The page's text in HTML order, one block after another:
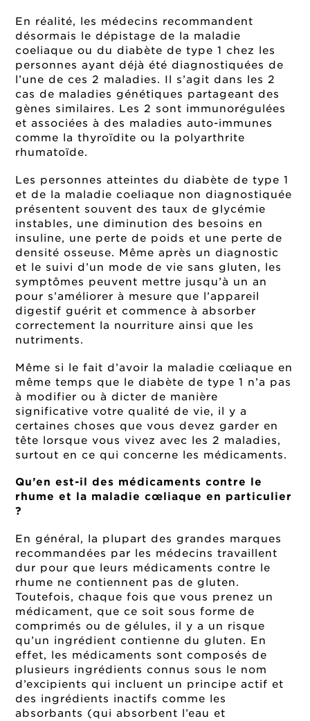
En réalité, les médecins recommandent
désormais le dépistage de la maladie
coeliaque ou du diabète de type 1 chez les
personnes ayant déjà été diagnostiquées de
l’une de ces 2 maladies. Il s’agit dans les 2
cas de maladies génétiques partageant des
gènes similaires. Les 2 sont immunorégulées
et associées à des maladies auto-immunes
comme la thyroïdite ou la polyarthrite
rhumatoïde.
Les personnes atteintes du diabète de type 1
et de la maladie coeliaque non diagnostiquée
présentent souvent des taux de glycémie
instables, une diminution des besoins en
insuline, une perte de poids et une perte de
densité osseuse. Même après un diagnostic
et le suivi d’un mode de vie sans gluten, les
symptômes peuvent mettre jusqu’à un an
pour s’améliorer à mesure que l’appareil
digestif guérit et commence à absorber
correctement la nourriture ainsi que les
nutriments.
Même si le fait d’avoir la maladie cœliaque en
même temps que le diabète de type 1 n’a pas
à modifier ou à dicter de manière
significative votre qualité de vie, il y a
certaines choses que vous devez garder en
tête lorsque vous vivez avec les 2 maladies,
surtout en ce qui concerne les médicaments.
Qu’en est-il des médicaments contre le
rhume et la maladie cœliaque en particulier
?
En général, la plupart des grandes marques
recommandées par les médecins travaillent
dur pour que leurs médicaments contre le
rhume ne contiennent pas de gluten.
Toutefois, chaque fois que vous prenez un
médicament, que ce soit sous forme de
comprimés ou de gélules, il y a un risque
qu’un ingrédient contienne du gluten. En
effet, les médicaments sont composés de
plusieurs ingrédients connus sous le nom
d’excipients qui incluent un principe actif et
des ingrédients inactifs comme les
absorbants (qui absorbent l’eau et